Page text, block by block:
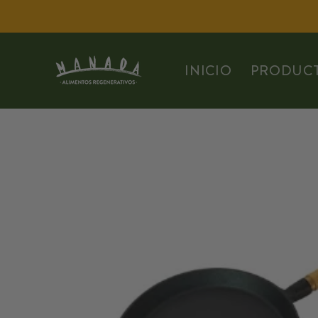
al contenido
INICIO